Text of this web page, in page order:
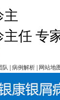
主
任 专
队 病例解析 网站地